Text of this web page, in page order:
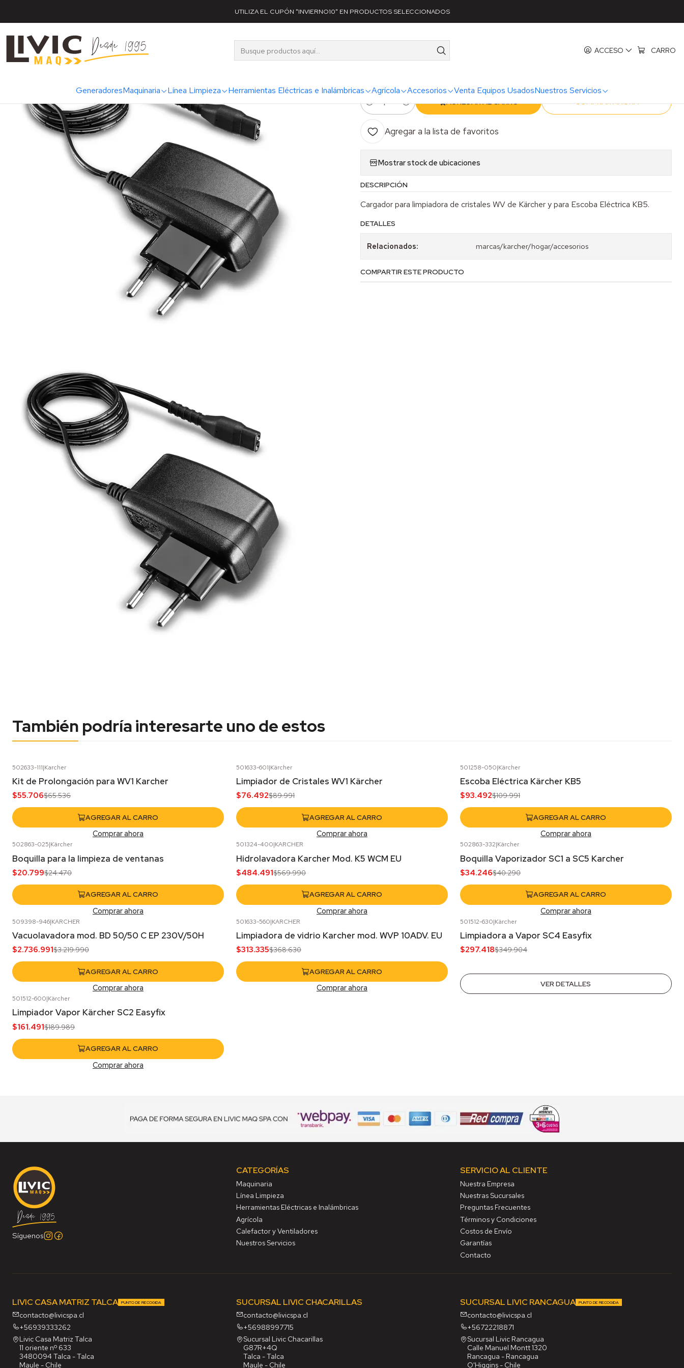
ACCESO CARRO
GeneradoresMaquinaria Línea Limpieza Herramientas Eléctricas e Inalámbricas Agrícola Accesorios Venta Equipos UsadosNuestros Servicios
UTILIZA EL CUPÓN "INVIERNO10" EN PRODUCTOS SELECCIONADOS
Marcas Karcher Hogar Accesorios Cargador para Limpia vidrios karcher WV50
Cargador para Limpia vidrios karcher
Cantidad
AGREGAR AL CARRO COMPRAR AHORA
Agregar a la lista de favoritos
Mostrar stock de ubicaciones
DESCRIPCIÓN
Cargador para limpiadora de cristales WV de Kärcher y para Escoba Eléctrica KB5.
DETALLES
Relacionados: marcas/karcher/hogar/accesorios
COMPARTIR ESTE PRODUCTO
También podría interesarte uno de estos
502633-111|Karcher
Kit de Prolongación para WV1 Karcher
$55.706$65.536
AGREGAR AL CARRO
Comprar ahora
501633-601|Kärcher
Limpiador de Cristales WV1 Kärcher
$76.492$89.991
AGREGAR AL CARRO
Comprar ahora
501258-050|Kärcher
Escoba Eléctrica Kärcher KB5
$93.492$109.991
AGREGAR AL CARRO
Comprar ahora
502863-025|Kärcher
Boquilla para la limpieza de ventanas
$20.799$24.470
AGREGAR AL CARRO
Comprar ahora
501324-400|KARCHER
Hidrolavadora Karcher Mod. K5 WCM EU
$484.491$569.990
AGREGAR AL CARRO
Comprar ahora
502863-332|Kärcher
Boquilla Vaporizador SC1 a SC5 Karcher
$34.246$40.290
AGREGAR AL CARRO
Comprar ahora
509398-946|KARCHER
Vacuolavadora mod. BD 50/50 C EP 230V/50H
$2.736.991$3.219.990
AGREGAR AL CARRO
Comprar ahora
501633-560|KARCHER
Limpiadora de vidrio Karcher mod. WVP 10ADV. EU
$313.335$368.630
AGREGAR AL CARRO
Comprar ahora
Agotado
501512-630|Kärcher
Limpiadora a Vapor SC4 Easyfix
$297.418$349.904
VER DETALLES
501512-600|Kärcher
Limpiador Vapor Kärcher SC2 Easyfix
$161.491$189.989
AGREGAR AL CARRO
Comprar ahora
Síguenos
CATEGORÍAS
Maquinaria
Línea Limpieza
Herramientas Eléctricas e Inalámbricas
Agrícola
Calefactor y Ventiladores
Nuestros Servicios
SERVICIO AL CLIENTE
Nuestra Empresa
Nuestras Sucursales
Preguntas Frecuentes
Términos y Condiciones
Costos de Envío
Garantías
Contacto
LIVIC CASA MATRIZ TALCA PUNTO DE RECOGIDA
contacto@livicspa.cl
+56939333262
Livic Casa Matriz Talca
11 oriente nº 633
3480094 Talca - Talca
Maule - Chile
SUCURSAL LIVIC CHACARILLAS
contacto@livicspa.cl
+56988997715
Sucursal Livic Chacarillas
G87R+4Q
Talca - Talca
Maule - Chile
SUCURSAL LIVIC RANCAGUA PUNTO DE RECOGIDA
contacto@livicspa.cl
+56722218871
Sucursal Livic Rancagua
Calle Manuel Montt 1320
Rancagua - Rancagua
O'Higgins - Chile